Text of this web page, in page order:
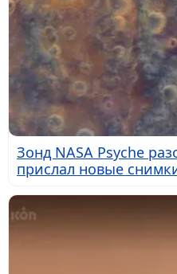
Зонд NASA Psyche
прислал новые